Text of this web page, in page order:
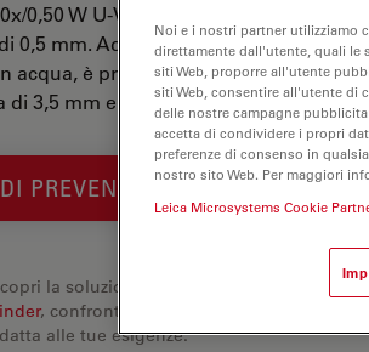
0,50 W U-V-I ha un ingrandimento di
0,5 mm. Adatto quando l'analisi dei
acqua, è provvisto di filettatura M25,
3,5 mm e un FN pari a 22.
PREVENTIVO
la soluzione perfetta. Esplora il nostro
, confronta le alternative e trova
alle tue esigenze.
Noi e i nostri partner utilizziamo
direttamente dall'utente, quali le
siti Web, proporre all'utente
siti Web, consentire all'utente di
delle nostre campagne
accetta di condividere i propri
preferenze di consenso in
nostro sito Web. Per maggiori
Leica Microsystems Cookie